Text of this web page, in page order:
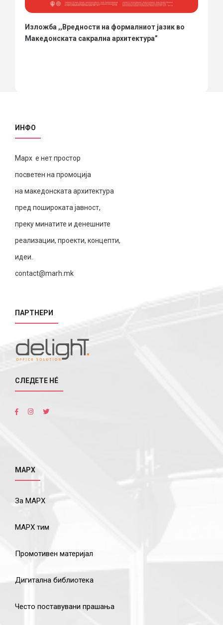
Изложба ,,Вредности на формалниот јазик во
Македонската сакрална архитектура”
ИНФО
Марх е нет простор
посветен на промоција
на македонската архитектура
пред пошироката јавност,
преку минатите и денешните
реализации, проекти, концепти,
идеи.
contact@marh.mk
ПАРТНЕРИ
СЛЕДЕТЕ НÉ
МАРХ
За МАРХ
МАРХ тим
Промотивен материјал
Дигитална библиотека
Често поставувани прашања